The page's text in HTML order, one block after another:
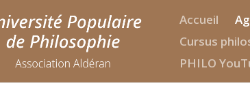
Accueil
Cursus
PHILO